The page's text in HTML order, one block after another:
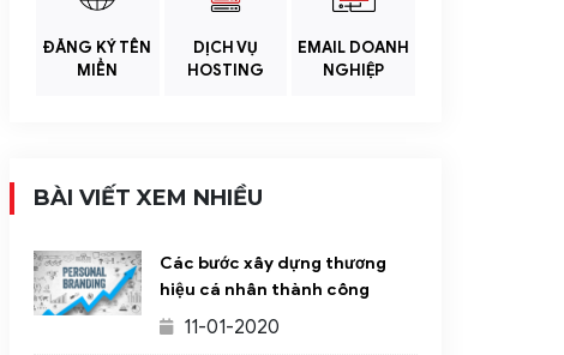
ĐĂNG KÝ TÊN
MIỀN
DỊCH VỤ
HOSTING
EMAIL DOANH
NGHIỆP
BÀI VIẾT XEM NHIỀU
Các bước xây dựng thương
hiệu cá nhân thành công
11-01-2020